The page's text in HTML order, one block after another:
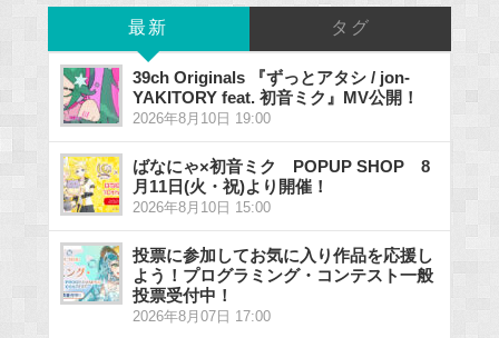
最新 タグ
39ch Originals 『ずっとアタシ / jon-
YAKITORY feat. 初音ミク』MV公開！
2026年8月10日 19:00
ばなにゃ×初音ミク POPUP SHOP 8
月11日(火・祝)より開催！
2026年8月10日 15:00
投票に参加してお気に入り作品を応援し
よう！プログラミング・コンテスト一般
投票受付中！
2026年8月07日 17:00